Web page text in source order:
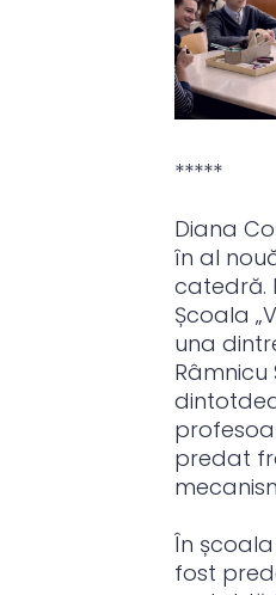
*****
Diana
în al
catedră.
Școala
una
Râmnicu
predat
În
fost